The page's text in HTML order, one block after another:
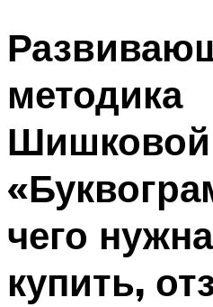
методика
Шишковой
чего
купить,